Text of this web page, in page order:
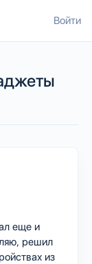
Войти
еще и
решил
из